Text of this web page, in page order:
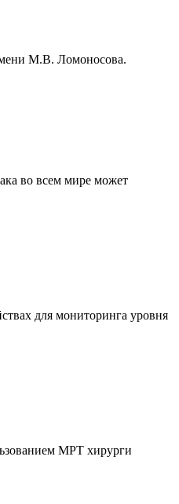
М.В. Ломоносова.
во всем мире может
для мониторинга уровня
МРТ хирурги